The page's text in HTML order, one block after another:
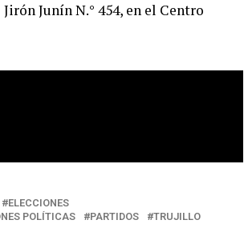
Junín N.° 454, en el Centro
ELECCIONES
POLÍTICAS PARTIDOS TRUJILLO